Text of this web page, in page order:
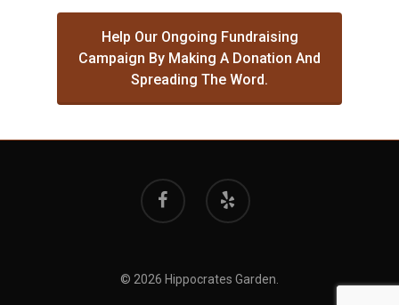
Help Our Ongoing Fundraising
Campaign By Making A Donation And
Spreading The Word.
© 2026 Hippocrates Garden.